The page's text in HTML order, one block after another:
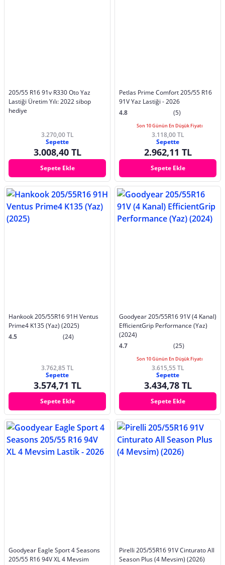
205/55 R16 91v R330 Oto Yaz
Lastiği Üretim Yılı: 2022 sibop
hediye
3.270,00 TL
Sepette
3.008,40 TL
Sepete Ekle
Petlas Prime Comfort 205/55 R16
91V Yaz Lastiği - 2026
4.8
(5)
Son 10 Günün En Düşük Fiyatı
3.118,00 TL
Sepette
2.962,11 TL
Sepete Ekle
Hankook 205/55R16 91H Ventus
Prime4 K135 (Yaz) (2025)
4.5
(24)
3.762,85 TL
Sepette
3.574,71 TL
Sepete Ekle
Goodyear 205/55R16 91V (4 Kanal)
EfficientGrip Performance (Yaz)
(2024)
4.7
(25)
Son 10 Günün En Düşük Fiyatı
3.615,55 TL
Sepette
3.434,78 TL
Sepete Ekle
Goodyear Eagle Sport 4 Seasons
205/55 R16 94V XL 4 Mevsim
Pirelli 205/55R16 91V Cinturato All
Season Plus (4 Mevsim) (2026)